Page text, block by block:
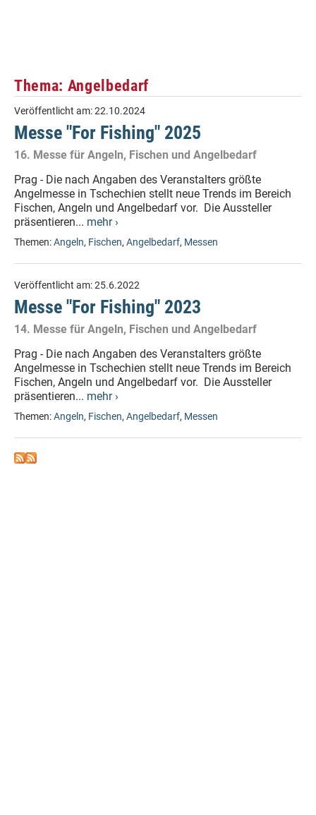
Thema: Angelbedarf
Veröffentlicht am:22.10.2024
Messe "For Fishing" 2025
16. Messe für Angeln, Fischen und Angelbedarf
Prag - Die nach Angaben des Veranstalters größte
Angelmesse in Tschechien stellt neue Trends im Bereich
Fischen, Angeln und Angelbedarf vor. Die Aussteller
präsentieren... mehr ›
Themen:Angeln, Fischen, Angelbedarf, Messen
Veröffentlicht am:25.6.2022
Messe "For Fishing" 2023
14. Messe für Angeln, Fischen und Angelbedarf
Prag - Die nach Angaben des Veranstalters größte
Angelmesse in Tschechien stellt neue Trends im Bereich
Fischen, Angeln und Angelbedarf vor. Die Aussteller
präsentieren... mehr ›
Themen:Angeln, Fischen, Angelbedarf, Messen